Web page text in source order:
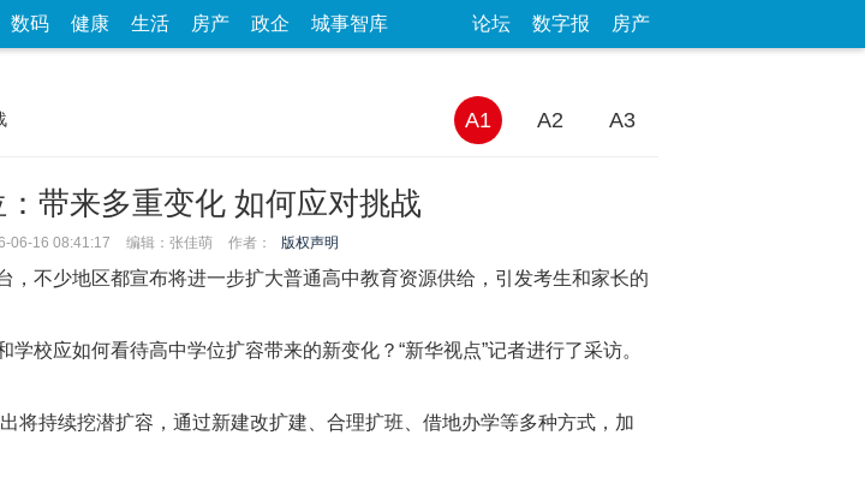
数码 健康 生活 房产 政企 城事智库 论坛 数字报 房产
A1 A2 A3
带来多重变化 如何应对挑战
06-16 08:41:17 编辑：张佳萌 作者： 版权声明
不少地区都宣布将进一步扩大普通高中教育资源供给，引发考生和家长的
校应如何看待高中学位扩容带来的新变化？“新华视点”记者进行了采访。
将持续挖潜扩容，通过新建改扩建、合理扩班、借地办学等多种方式，加